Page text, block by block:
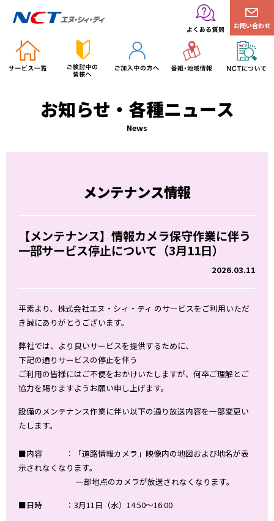
お問い合わせ
お知らせ・各種ニュース
News
メンテナンス情報
【メンテナンス】情報カメラ保守作業に伴う
一部サービス停止について（3月11日）
2026.03.11
平素より、株式会社エヌ・シィ・ティ のサービスをご利用いただ
き誠にありがとうございます。
弊社では、より良いサービスを提供するために、
下記の通りサービスの停止を伴う
ご利用の皆様にはご不便をおかけいたしますが、何卒ご理解とご
協力を賜りますようお願い申し上げます。
設備のメンテナンス作業に伴い以下の通り放送内容を一部変更い
たします。
■内容 ：「道路情報カメラ」映像内の地図および地名が表
示されなくなります。
一部地点のカメラが放送されなくなります。
■日時 ：3月11日（水）14:50～16:00